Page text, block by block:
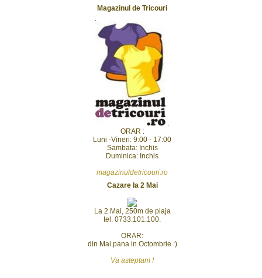
Magazinul de Tricouri
.
ORAR :
Luni -Vineri: 9:00 - 17:00
Sambata: Inchis
Duminica: Inchis
magazinuldetricouri.ro
Cazare la 2 Mai
La 2 Mai, 250m de plaja
tel. 0733.101.100.
ORAR:
din Mai pana in Octombrie :)
Va asteptam !